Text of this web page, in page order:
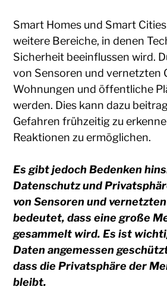
Smart Homes und Smart
weitere Bereiche, in denen
Sicherheit beeinflussen wird.
von Sensoren und vernetzten
Wohnungen und öffentliche
werden. Dies kann dazu
Gefahren frühzeitig zu
Reaktionen zu ermöglichen.
Es gibt jedoch Bedenken
Datenschutz und
von Sensoren und
bedeutet, dass eine große
gesammelt wird. Es ist
Daten angemessen
dass die Privatsphäre der
bleibt.